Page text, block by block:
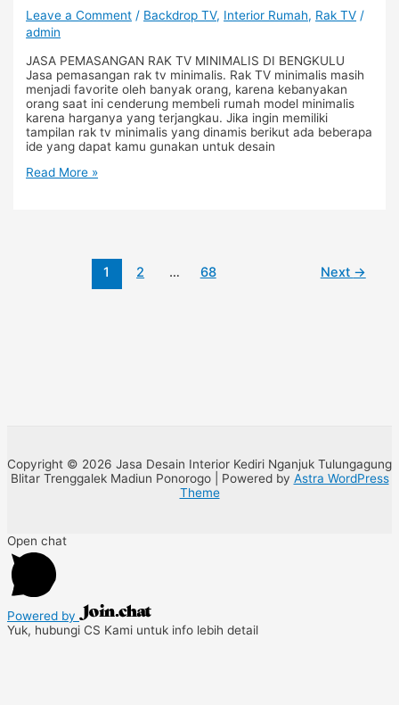
Leave a Comment / Backdrop TV, Interior Rumah, Rak TV /
admin
JASA PEMASANGAN RAK TV MINIMALIS DI BENGKULU
Jasa pemasangan rak tv minimalis. Rak TV minimalis masih
menjadi favorite oleh banyak orang, karena kebanyakan
orang saat ini cenderung membeli rumah model minimalis
karena harganya yang terjangkau. Jika ingin memiliki
tampilan rak tv minimalis yang dinamis berikut ada beberapa
ide yang dapat kamu gunakan untuk desain
Read More »
1 2 … 68 Next →
Copyright © 2026 Jasa Desain Interior Kediri Nganjuk Tulungagung
Blitar Trenggalek Madiun Ponorogo | Powered by Astra WordPress
Theme
Open chat
Powered by
Yuk, hubungi CS Kami untuk info lebih detail